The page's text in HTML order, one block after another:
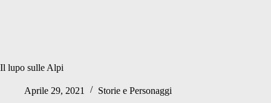
Il lupo sulle Alpi
Aprile 29, 2021 Storie e Personaggi